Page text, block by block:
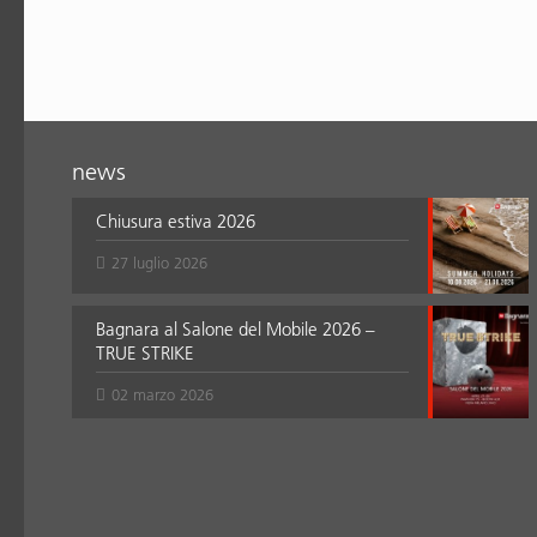
news
Chiusura estiva 2026
27 luglio 2026
Bagnara al Salone del Mobile 2026 –
TRUE STRIKE
02 marzo 2026